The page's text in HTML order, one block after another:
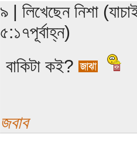
৯ | লিখেছেন নিশা
৫:১৭পূর্বাহ্ন)
বাকিটা কই?
জবাব